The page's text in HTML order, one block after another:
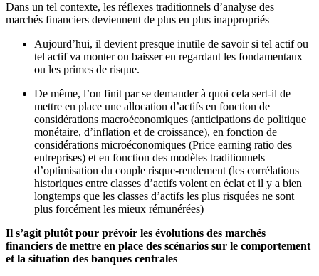
Dans un tel contexte, les réflexes traditionnels d’analyse des
marchés financiers deviennent de plus en plus inappropriés
Aujourd’hui, il devient presque inutile de savoir si tel actif ou
tel actif va monter ou baisser en regardant les fondamentaux
ou les primes de risque.
De même, l’on finit par se demander à quoi cela sert-il de
mettre en place une allocation d’actifs en fonction de
considérations macroéconomiques (anticipations de politique
monétaire, d’inflation et de croissance), en fonction de
considérations microéconomiques (Price earning ratio des
entreprises) et en fonction des modèles traditionnels
d’optimisation du couple risque-rendement (les corrélations
historiques entre classes d’actifs volent en éclat et il y a bien
longtemps que les classes d’actifs les plus risquées ne sont
plus forcément les mieux rémunérées)
Il s’agit plutôt pour prévoir les évolutions des marchés
financiers de mettre en place des scénarios sur le comportement
et la situation des banques centrales